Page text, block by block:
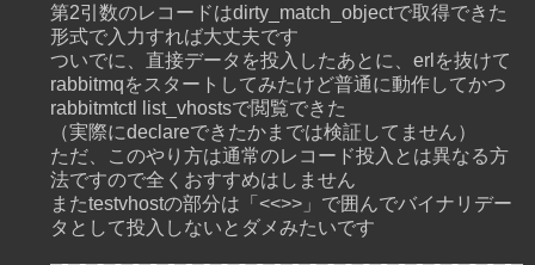
第2引数のレコードはdirty_match_objectで取得できた
形式で入力すれば大丈夫です
ついでに、直接データを投入したあとに、erlを抜けて
rabbitmqをスタートしてみたけど普通に動作してかつ
rabbitmtctl list_vhostsで閲覧できた
（実際にdeclareできたかまでは検証してません）
ただ、このやり方は通常のレコード投入とは異なる方
法ですので全くおすすめはしません
またtestvhostの部分は「<<>>」で囲んでバイナリデー
タとして投入しないとダメみたいです